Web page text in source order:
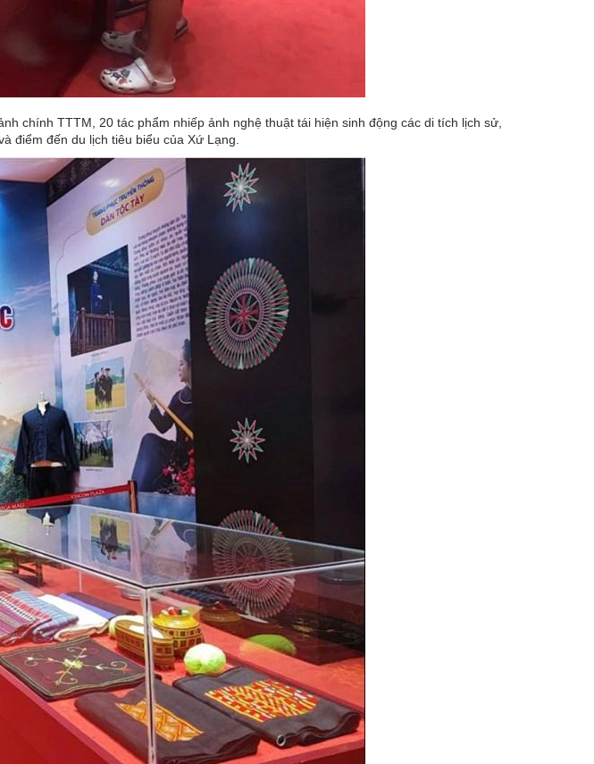
chính TTTM, 20 tác phẩm nhiếp ảnh nghệ thuật tái hiện sinh động các di tích lịch sử,
điểm đến du lịch tiêu biểu của Xứ Lạng.